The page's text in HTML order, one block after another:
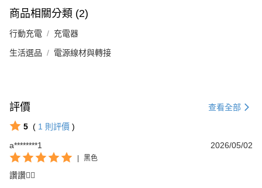
商品相關分類 (2)
行動充電 充電器
生活選品 電源線材與轉接
評價 查看全部
5 ( 1 則評價 )
a********1
2026/05/02
| 黑色
讚讚👍🏿